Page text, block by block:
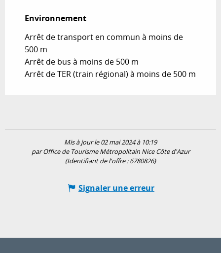
Environnement
Environnement
Arrêt de transport en commun à moins de
500 m
Arrêt de bus à moins de 500 m
Arrêt de TER (train régional) à moins de 500 m
Mis à jour le 02 mai 2024 à 10:19
par Office de Tourisme Métropolitain Nice Côte d'Azur
(Identifiant de l'offre :6780826)
Signaler une erreur